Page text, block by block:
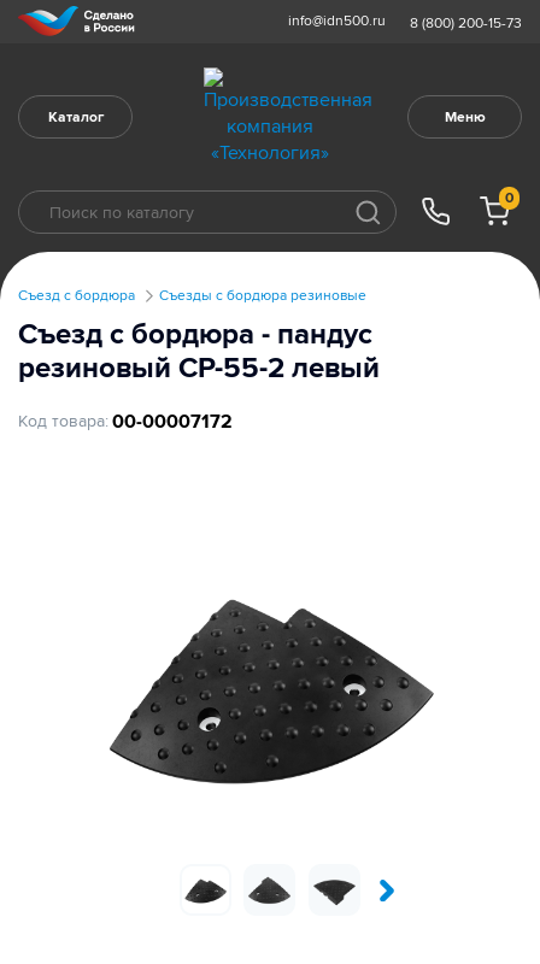
info@idn500.ru 8 (800) 200-15-73
Каталог Меню
0
Съезд с бордюра Съезды с бордюра резиновые
Съезд с бордюра - пандус
резиновый СР-55-2 левый
Код товара: 00-00007172